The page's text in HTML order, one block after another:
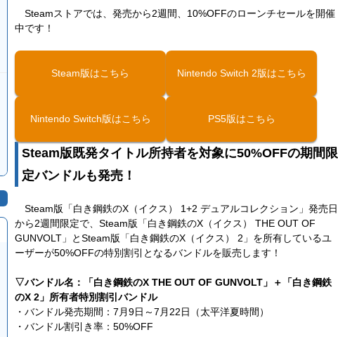
Steamストアでは、発売から2週間、10%OFFのローンチセールを開催
中です！
Steam版はこちら Nintendo Switch 2版はこちら
Nintendo Switch版はこちら PS5版はこちら
Steam版既発タイトル所持者を対象に50%OFFの期間限
定バンドルも発売！
Steam版「白き鋼鉄のX（イクス） 1+2 デュアルコレクション」発売日
から2週間限定で、Steam版「白き鋼鉄のX（イクス） THE OUT OF
GUNVOLT」とSteam版「白き鋼鉄のX（イクス） 2」を所有しているユ
ーザーが50%OFFの特別割引となるバンドルを販売します！
▽バンドル名：「白き鋼鉄のX THE OUT OF GUNVOLT」＋「白き鋼鉄
のX 2」所有者特別割引バンドル
・バンドル発売期間：7月9日～7月22日（太平洋夏時間）
・バンドル割引き率：50%OFF